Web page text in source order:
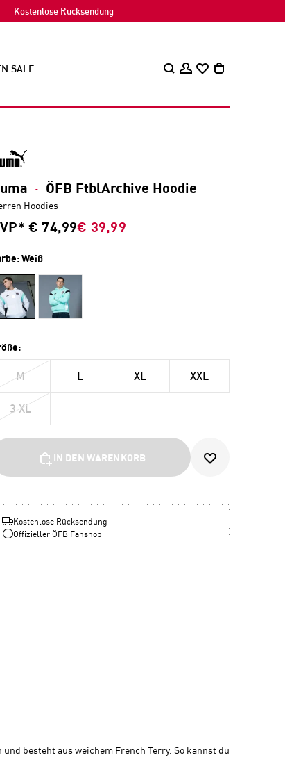
Kostenlose Rücksendung
SALE
· ÖFB FtblArchive Hoodie
Hoodies
€ 74,99€ 39,99
Weiß
M L XL XXL
3 XL
IN DEN WARENKORB
Kostenlose Rücksendung
Offizieller ÖFB Fanshop
besteht aus weichem French Terry. So kannst du